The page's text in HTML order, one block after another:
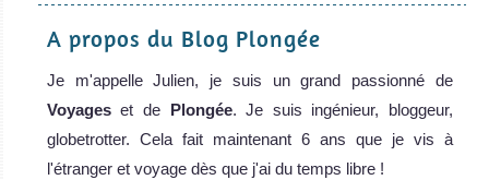
A propos du Blog Plongée
Je m'appelle Julien, je suis un grand passionné de
Voyageset de Plongée. Je suis ingénieur, bloggeur,
globetrotter. Cela fait maintenant 6 ans que je vis à
l'étranger et voyage dès que j'ai du temps libre !